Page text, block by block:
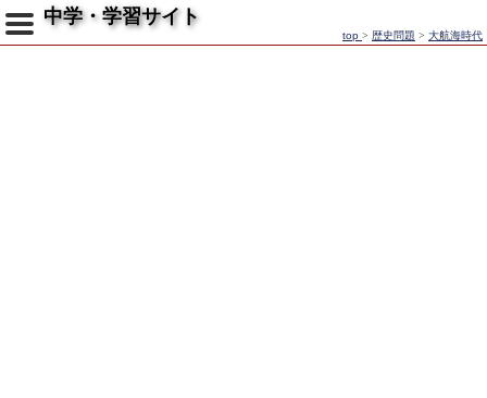
中学・学習サイト
top > 歴史問題 > 大航海時代